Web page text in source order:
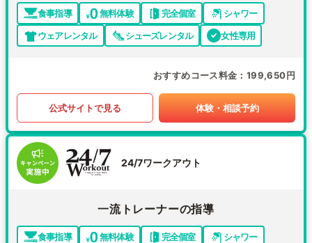
食事指導 無料体験 完全個室
シャワー
ウェアレンタル
シューズレンタル 女性専用
おすすめコース料金 199,650円
公式サイトで見る 体験・相談予約
24/7ワークアウト
一流トレーナーの指導
食事指導 無料体験 完全個室
シャワー